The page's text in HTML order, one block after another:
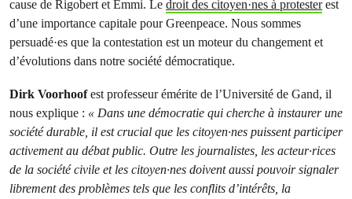
cause de Rigobert et Emmi. Le droit des citoyen·nes à protesterest
d’une importance capitale pour Greenpeace. Nous sommes
persuadé·es que la contestation est un moteur du changement et
d’évolutions dans notre société démocratique.
Dirk Voorhoofest professeur émérite de l’Université de Gand, il
nous explique : « Dans une démocratie qui cherche à instaurer une
société durable, il est crucial que les citoyen·nes puissent participer
activement au débat public. Outre les journalistes, les acteur·rices
de la société civile et les citoyen·nes doivent aussi pouvoir signaler
librement des problèmes tels que les conflits d’intérêts, la